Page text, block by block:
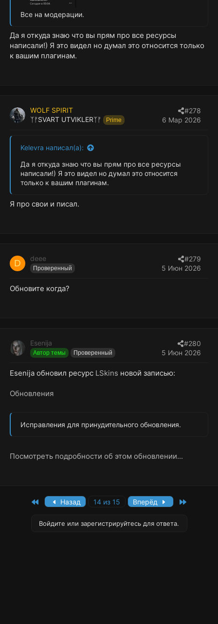
Все на модерации.
Да я откуда знаю что вы прям про все ресурсы
написали!) Я это видел но думал это относится только
к вашим плагинам.
WOLF SPIRIT
ᛉᚠSVART UTVIKLERᛉᚠ
Prime 6 Мар 2026
#278
Kelevra написал(а):
Да я откуда знаю что вы прям про все ресурсы
написали!) Я это видел но думал это относится
только к вашим плагинам.
Я про свои и писал.
D deee
Проверенный 5 Июн 2026
#279
Обновите когда?
Esenija
Автор темы Проверенный 5 Июн 2026
#280
Esenija обновил ресурс LSkins новой записью:
Обновления
Исправления для принудительного обновления.
Посмотреть подробности об этом обновлении...
First Назад 14 из 15 Вперёд
Войдите или зарегистрируйтесь для ответа.